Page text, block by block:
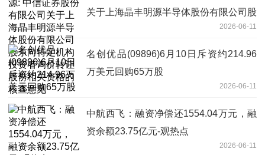
关于上海晶丰明源半导体股份有限公司股
东向特定机构投资者询价转让股份相关资
格的核查意见
2026-06-11
名创优品(09896)6月10日斥资约214.96
万美元回购65万股
2026-06-11
中航西飞：融资净偿还1554.04万元，融
资余额23.75亿元-观热点
2026-06-11